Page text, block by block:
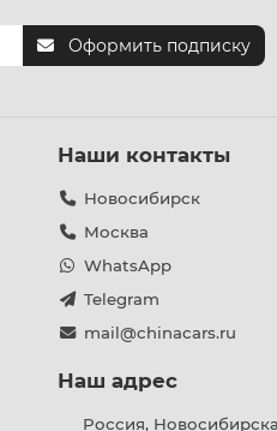
Оформить подписку
Наши контакты
Новосибирск
Москва
WhatsApp
Telegram
mail@chinacars.ru
Наш адрес
Россия,